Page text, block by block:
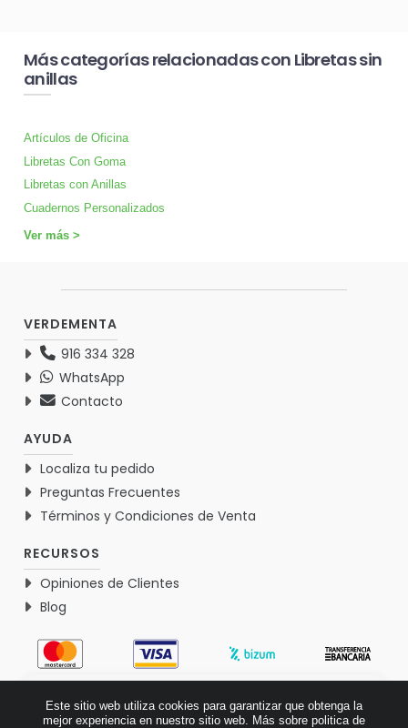
Más categorías relacionadas con Libretas sin
anillas
Artículos de Oficina
Libretas Con Goma
Libretas con Anillas
Cuadernos Personalizados
Ver más >
VERDEMENTA
916 334 328
WhatsApp
Contacto
AYUDA
Localiza tu pedido
Preguntas Frecuentes
Términos y Condiciones de Venta
RECURSOS
Opiniones de Clientes
Blog
Basado en 1773 opiniones >
Este sitio web utiliza cookies para garantizar que obtenga la
mejor experiencia en nuestro sitio web. Más sobre politica de